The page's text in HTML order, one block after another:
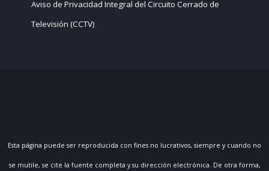
Aviso de Privacidad Integral del Circuito Cerrado de
Televisión (CCTV)
Esta página puede ser reproducida con fines no lucrativos, siempre y cuando no
se mutile, se cite la fuente completa y su dirección electrónica. De otra forma,